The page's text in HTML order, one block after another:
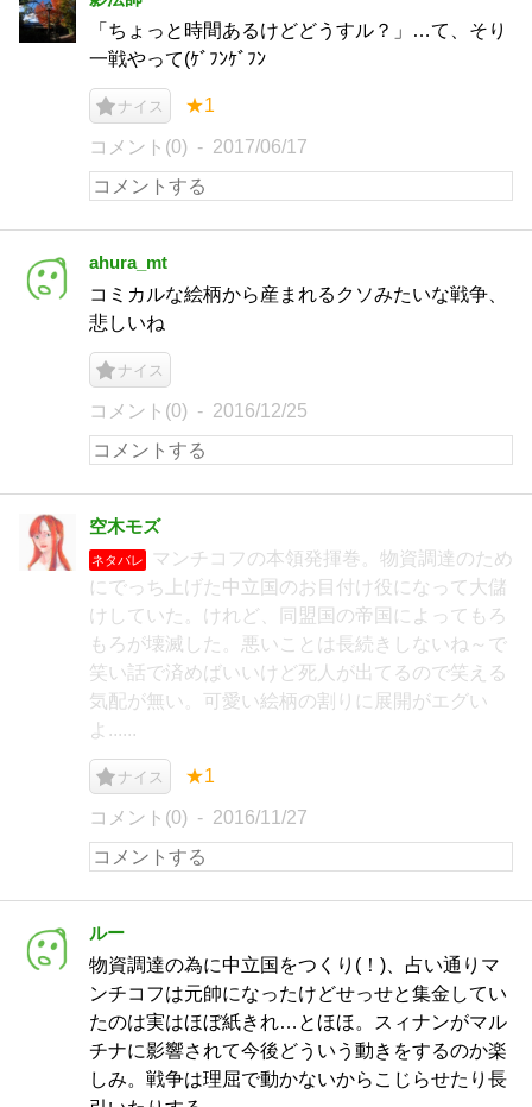
「ちょっと時間あるけどどうすル？」…て、そり
一戦やって(ｹﾞﾌﾝｹﾞﾌﾝ
ナイス ★1
コメント(0) 2017/06/17
ahura_mt
コミカルな絵柄から産まれるクソみたいな戦争、
悲しいね
ナイス
コメント(0) 2016/12/25
空木モズ
ネタバレ
マンチコフの本領発揮巻。物資調達のため
にでっち上げた中立国のお目付け役になって大儲
けしていた。けれど、同盟国の帝国によってもろ
もろが壊滅した。悪いことは長続きしないね～で
笑い話で済めばいいけど死人が出てるので笑える
気配が無い。可愛い絵柄の割りに展開がエグい
よ......
ナイス ★1
コメント(0) 2016/11/27
ルー
物資調達の為に中立国をつくり(！)、占い通りマ
ンチコフは元帥になったけどせっせと集金してい
たのは実はほぼ紙きれ…とほほ。スィナンがマル
チナに影響されて今後どういう動きをするのか楽
しみ。戦争は理屈で動かないからこじらせたり長